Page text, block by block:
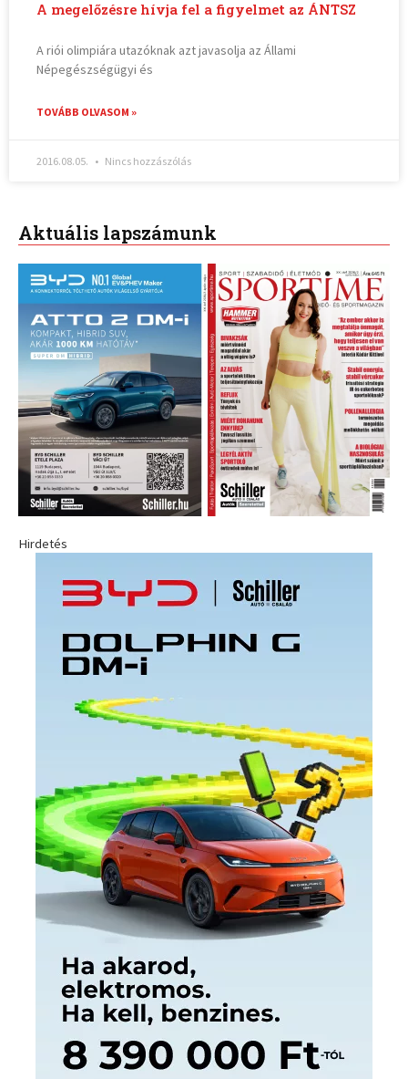
A megelőzésre hívja fel a figyelmet az ÁNTSZ
A riói olimpiára utazóknak azt javasolja az Állami
Népegészségügyi és
TOVÁBB OLVASOM »
2016.08.05. Nincs hozzászólás
Aktuális lapszámunk
Hirdetés